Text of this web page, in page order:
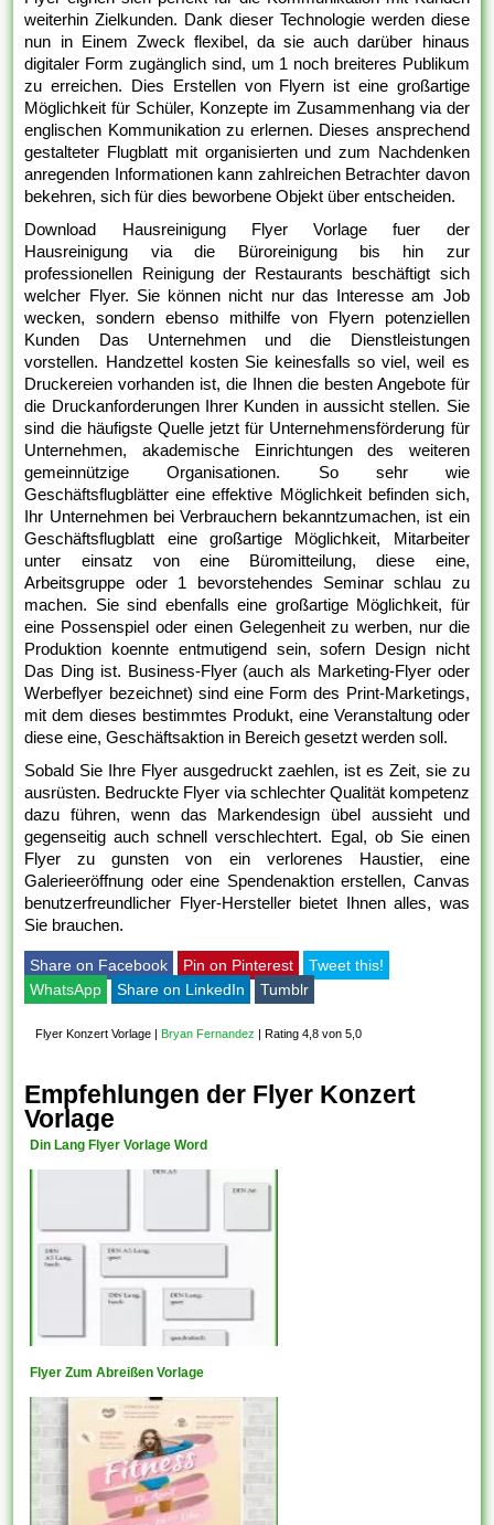
weiterhin Zielkunden. Dank dieser Technologie werden diese
nun in Einem Zweck flexibel, da sie auch darüber hinaus
digitaler Form zugänglich sind, um 1 noch breiteres Publikum
zu erreichen. Dies Erstellen von Flyern ist eine großartige
Möglichkeit für Schüler, Konzepte im Zusammenhang via der
englischen Kommunikation zu erlernen. Dieses ansprechend
gestalteter Flugblatt mit organisierten und zum Nachdenken
anregenden Informationen kann zahlreichen Betrachter davon
bekehren, sich für dies beworbene Objekt über entscheiden.
Download Hausreinigung Flyer Vorlage fuer der
Hausreinigung via die Büroreinigung bis hin zur
professionellen Reinigung der Restaurants beschäftigt sich
welcher Flyer. Sie können nicht nur das Interesse am Job
wecken, sondern ebenso mithilfe von Flyern potenziellen
Kunden Das Unternehmen und die Dienstleistungen
vorstellen. Handzettel kosten Sie keinesfalls so viel, weil es
Druckereien vorhanden ist, die Ihnen die besten Angebote für
die Druckanforderungen Ihrer Kunden in aussicht stellen. Sie
sind die häufigste Quelle jetzt für Unternehmensförderung für
Unternehmen, akademische Einrichtungen des weiteren
gemeinnützige Organisationen. So sehr wie
Geschäftsflugblätter eine effektive Möglichkeit befinden sich,
Ihr Unternehmen bei Verbrauchern bekanntzumachen, ist ein
Geschäftsflugblatt eine großartige Möglichkeit, Mitarbeiter
unter einsatz von eine Büromitteilung, diese eine,
Arbeitsgruppe oder 1 bevorstehendes Seminar schlau zu
machen. Sie sind ebenfalls eine großartige Möglichkeit, für
eine Possenspiel oder einen Gelegenheit zu werben, nur die
Produktion koennte entmutigend sein, sofern Design nicht
Das Ding ist. Business-Flyer (auch als Marketing-Flyer oder
Werbeflyer bezeichnet) sind eine Form des Print-Marketings,
mit dem dieses bestimmtes Produkt, eine Veranstaltung oder
diese eine, Geschäftsaktion in Bereich gesetzt werden soll.
Sobald Sie Ihre Flyer ausgedruckt zaehlen, ist es Zeit, sie zu
ausrüsten. Bedruckte Flyer via schlechter Qualität kompetenz
dazu führen, wenn das Markendesign übel aussieht und
gegenseitig auch schnell verschlechtert. Egal, ob Sie einen
Flyer zu gunsten von ein verlorenes Haustier, eine
Galerieeröffnung oder eine Spendenaktion erstellen, Canvas
benutzerfreundlicher Flyer-Hersteller bietet Ihnen alles, was
Sie brauchen.
Share on Facebook Pin on Pinterest
Tweet this!
WhatsApp
Share on LinkedIn Tumblr
Flyer Konzert Vorlage | Bryan Fernandez |Rating 4,8 von 5,0
Empfehlungen der Flyer Konzert
Vorlage
Din Lang Flyer Vorlage Word
Flyer Zum Abreißen Vorlage